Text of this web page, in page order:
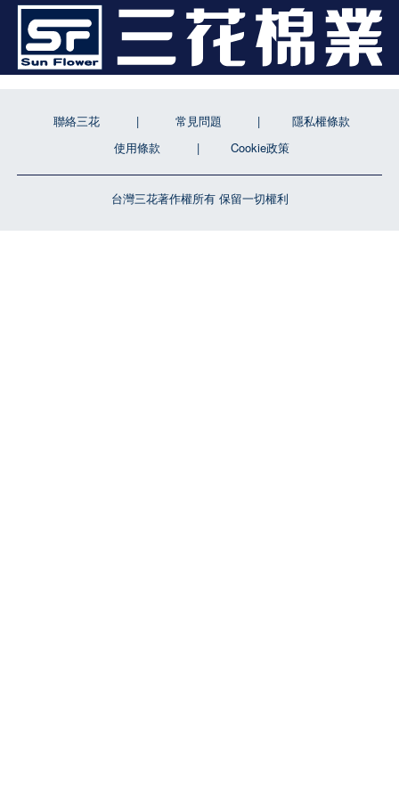
台灣三花著作權所有 保留一切權利
聯絡三花 常見問題
隱私權條款
使用條款
Cookie政策